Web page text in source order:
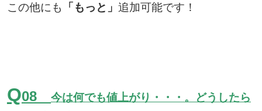
この他にも
「もっと」 追加可能です！
Q08
今は何でも値上がり・・・。どうしたら